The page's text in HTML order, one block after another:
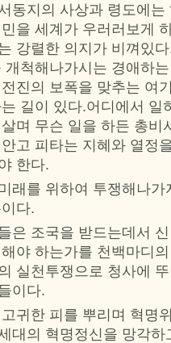
동지의 사상과 령도에
을 세계가 우러러보게
강렬한 의지가 비껴있
개척해나가시는 경애하
진의 보폭을 맞추는 여
길이 있다.어디에서 일
며 무슨 일을 하든 총비
고 피타는 지혜와 열정
한다.
래를 위하여 투쟁해나
다.
은 조국을 받드는데서
야 하는가를 천백마디
실천투쟁으로 청사에
이다.
귀한 피를 뿌리며 혁명
대의 혁명정신을 망각